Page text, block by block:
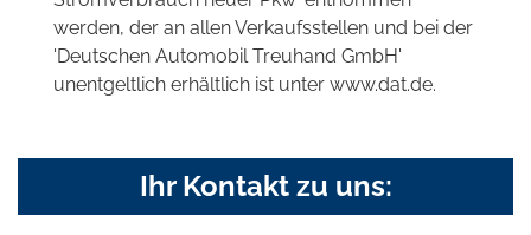
werden, der an allen Verkaufsstellen und bei der
'Deutschen Automobil Treuhand GmbH'
unentgeltlich erhältlich ist unter www.dat.de.
Ihr Kontakt zu uns: